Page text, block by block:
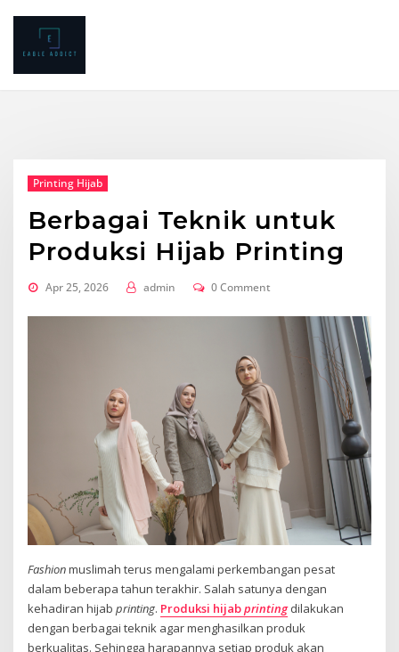
content
Printing Hijab
Berbagai Teknik untuk
Produksi Hijab Printing
Apr 25, 2026 admin 0 Comment
Fashionmuslimah terus mengalami perkembangan pesat
dalam beberapa tahun terakhir. Salah satunya dengan
kehadiran hijabprinting. Produksi hijabprintingdilakukan
dengan berbagai teknik agar menghasilkan produk
berkualitas. Sehingga harapannya setiap produk akan